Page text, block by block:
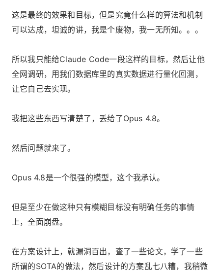
这是最终的效果和目标，但是究竟什么样的算法和机制
可以达成，坦诚的讲，我是个废物，我一无所知。。。
所以我只能给Claude Code一段这样的目标，然后让他
全网调研，用我们数据库里的真实数据进行量化回测，
让它自己去实现。
我把这些东西写清楚了，丢给了Opus 4.8。
然后问题就来了。
Opus 4.8是一个很强的模型，这个我承认。
但是至少在做这种只有模糊目标没有明确任务的事情
上，全面崩盘。
在方案设计上，就漏洞百出，查了一些论文，学了一些
所谓的SOTA的做法，然后设计的方案乱七八糟，我稍微